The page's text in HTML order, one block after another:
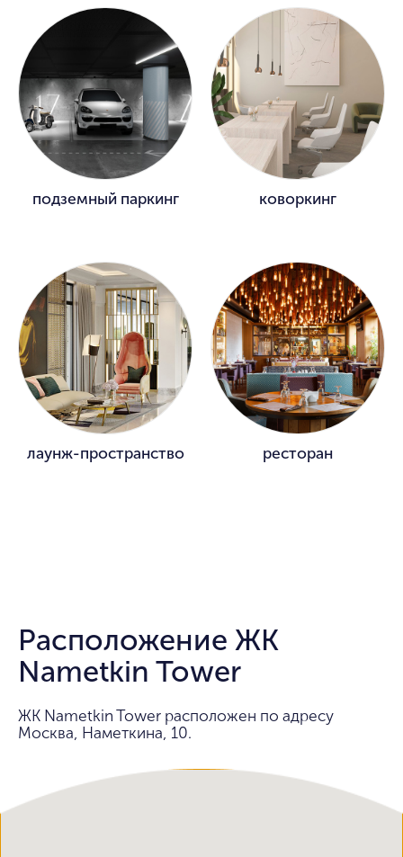
подземный паркинг коворкинг
лаунж-пространство ресторан
Расположение ЖК
Nametkin Tower
ЖК Nametkin Tower расположен по адресу
Москва, Наметкина, 10.